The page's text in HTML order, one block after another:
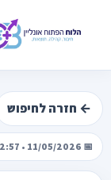
← חזרה לחיפוש
📅 11/05/2026 • 22:57